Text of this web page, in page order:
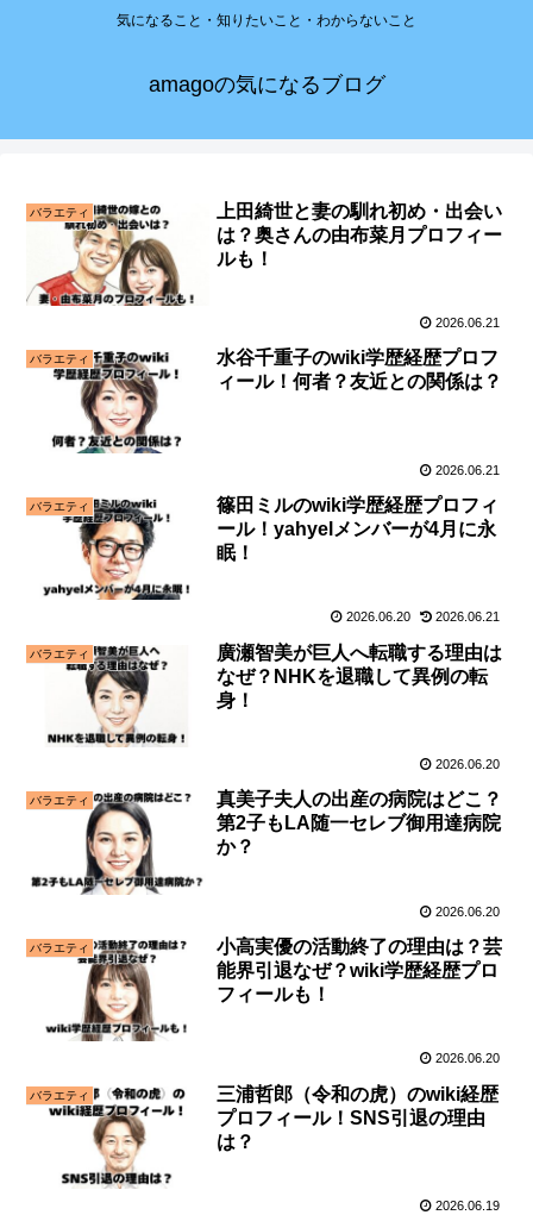
気になること・知りたいこと・わからないこと
amagoの気になるブログ
バラエティ
上田綺世と妻の馴れ初め・出会い
は？奥さんの由布菜月プロフィー
ルも！
2026.06.21
バラエティ
水谷千重子のwiki学歴経歴プロフ
ィール！何者？友近との関係は？
2026.06.21
バラエティ
篠田ミルのwiki学歴経歴プロフィ
ール！yahyelメンバーが4月に永
眠！
2026.06.20 2026.06.21
バラエティ
廣瀬智美が巨人へ転職する理由は
なぜ？NHKを退職して異例の転
身！
2026.06.20
バラエティ
真美子夫人の出産の病院はどこ？
第2子もLA随一セレブ御用達病院
か？
2026.06.20
バラエティ
小高実優の活動終了の理由は？芸
能界引退なぜ？wiki学歴経歴プロ
フィールも！
2026.06.20
バラエティ
三浦哲郎（令和の虎）のwiki経歴
プロフィール！SNS引退の理由
は？
2026.06.19